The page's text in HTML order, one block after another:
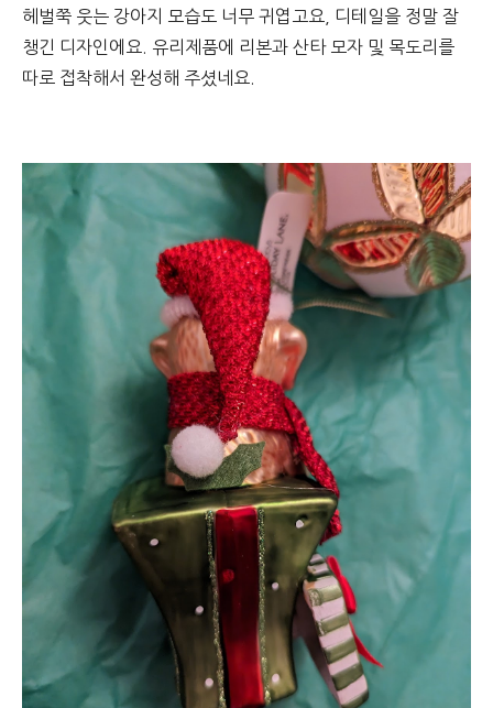
헤벌쭉 웃는 강아지 모습도 너무 귀엽고요, 디테일을 정말 잘
챙긴 디자인에요. 유리제품에 리본과 산타 모자 및 목도리를
따로 접착해서 완성해 주셨네요.